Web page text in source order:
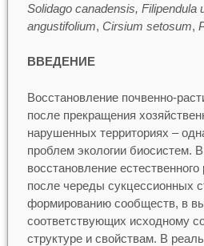
Solidago canadensis, Filipendula
angustifolium, Cirsium setosum,
ВВЕДЕНИЕ
Восстановление почвенно-
после прекращения
нарушенных территориях –
проблем экологии биосистем.
восстановление
после череды сукцессионных
формированию сообществ, в
соответствующих исходному
структуре и свойствам. В